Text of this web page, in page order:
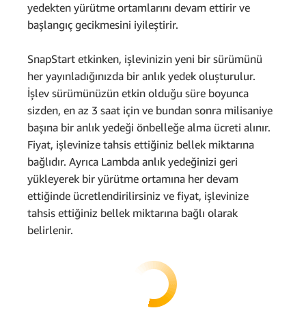
yedekten yürütme ortamlarını devam ettirir ve
başlangıç gecikmesini iyileştirir.
SnapStart etkinken, işlevinizin yeni bir sürümünü
her yayınladığınızda bir anlık yedek oluşturulur.
İşlev sürümünüzün etkin olduğu süre boyunca
sizden, en az 3 saat için ve bundan sonra milisaniye
başına bir anlık yedeği önbelleğe alma ücreti alınır.
Fiyat, işlevinize tahsis ettiğiniz bellek miktarına
bağlıdır. Ayrıca Lambda anlık yedeğinizi geri
yükleyerek bir yürütme ortamına her devam
ettiğinde ücretlendirilirsiniz ve fiyat, işlevinize
tahsis ettiğiniz bellek miktarına bağlı olarak
belirlenir.